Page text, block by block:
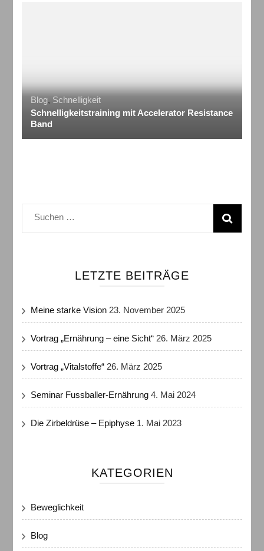
Blog, Schnelligkeit
Schnelligkeitstraining mit Accelerator Resistance
Band
Suchen
nach:
LETZTE BEITRÄGE
Meine starke Vision 23. November 2025
Vortrag „Ernährung – eine Sicht“ 26. März 2025
Vortrag „Vitalstoffe“ 26. März 2025
Seminar Fussballer-Ernährung 4. Mai 2024
Die Zirbeldrüse – Epiphyse 1. Mai 2023
KATEGORIEN
Beweglichkeit
Blog